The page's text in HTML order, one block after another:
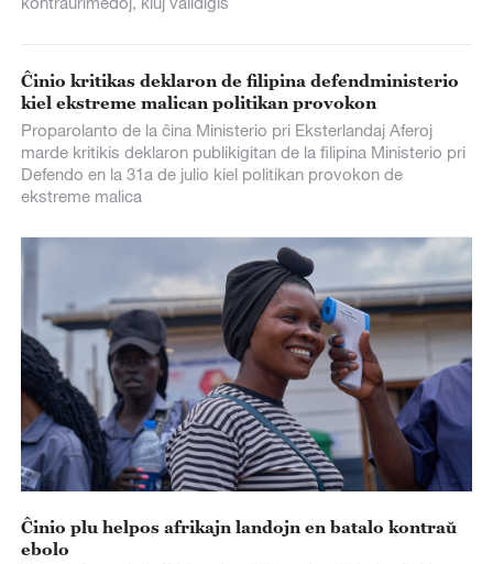
Ĉinio kritikas deklaron de filipina defendministerio
kiel ekstreme malican politikan provokon
Proparolanto de la ĉina Ministerio pri Eksterlandaj Aferoj
marde kritikis deklaron publikigitan de la filipina Ministerio pri
Defendo en la 31a de julio kiel politikan provokon de
ekstreme malica
Ĉinio plu helpos afrikajn landojn en batalo kontraŭ
ebolo